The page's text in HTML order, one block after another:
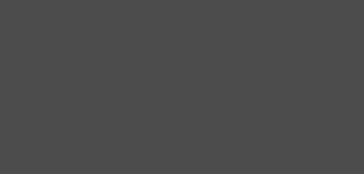
tot [einddatum], waarmee u toegang
de essential bass course, die is
basdocent Marek Bero,
Ontdek gestructureerde lessen, play-
concepten die je basgitaarspel naar